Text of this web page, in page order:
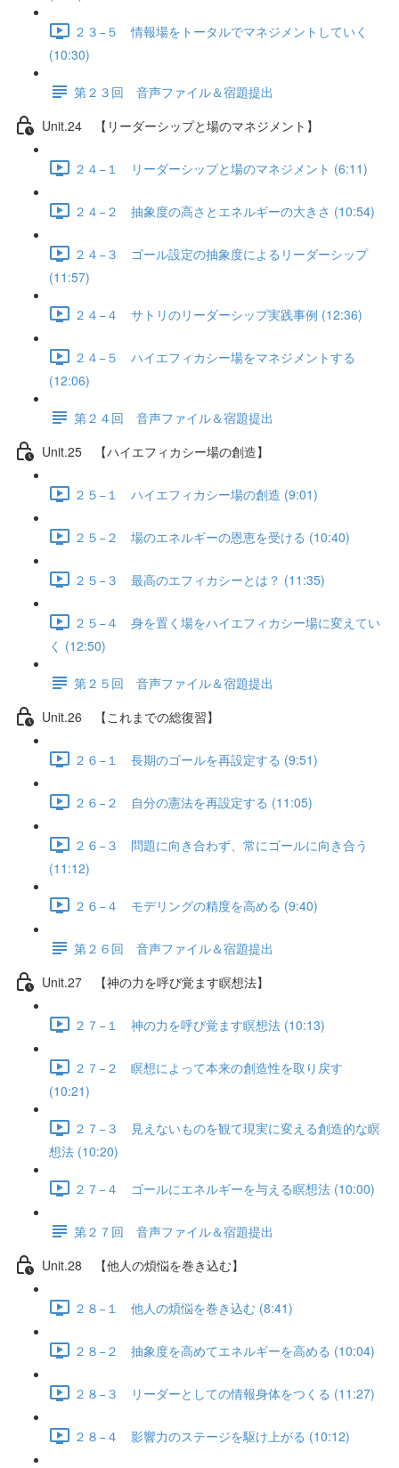
２３−５ 情報場をトータルでマネジメントしていく
(10:30)
第２３回 音声ファイル＆宿題提出
Unit.24 【リーダーシップと場のマネジメント】
２４−１ リーダーシップと場のマネジメント (6:11)
２４−２ 抽象度の高さとエネルギーの大きさ (10:54)
２４−３ ゴール設定の抽象度によるリーダーシップ
(11:57)
２４−４ サトリのリーダーシップ実践事例 (12:36)
２４−５ ハイエフィカシー場をマネジメントする
(12:06)
第２４回 音声ファイル＆宿題提出
Unit.25 【ハイエフィカシー場の創造】
２５−１ ハイエフィカシー場の創造 (9:01)
２５−２ 場のエネルギーの恩恵を受ける (10:40)
２５−３ 最高のエフィカシーとは？ (11:35)
２５−４ 身を置く場をハイエフィカシー場に変えてい
く (12:50)
第２５回 音声ファイル＆宿題提出
Unit.26 【これまでの総復習】
２６−１ 長期のゴールを再設定する (9:51)
２６−２ 自分の憲法を再設定する (11:05)
２６−３ 問題に向き合わず、常にゴールに向き合う
(11:12)
２６−４ モデリングの精度を高める (9:40)
第２６回 音声ファイル＆宿題提出
Unit.27 【神の力を呼び覚ます瞑想法】
２７−１ 神の力を呼び覚ます瞑想法 (10:13)
２７−２ 瞑想によって本来の創造性を取り戻す
(10:21)
２７−３ 見えないものを観て現実に変える創造的な瞑
想法 (10:20)
２７−４ ゴールにエネルギーを与える瞑想法 (10:00)
第２７回 音声ファイル＆宿題提出
Unit.28 【他人の煩悩を巻き込む】
２８−１ 他人の煩悩を巻き込む (8:41)
２８−２ 抽象度を高めてエネルギーを高める (10:04)
２８−３ リーダーとしての情報身体をつくる (11:27)
２８−４ 影響力のステージを駆け上がる (10:12)